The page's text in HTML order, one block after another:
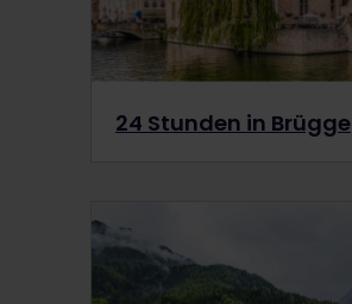
24 Stunden in Brügge